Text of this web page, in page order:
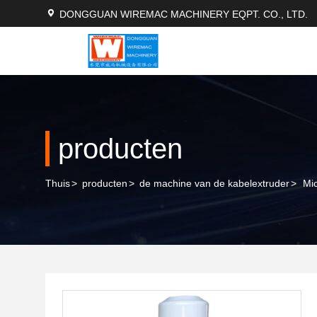
DONGGUAN WIREMAC MACHINERY EQPT. CO., LTD.
producten
Thuis> producten> de machine van de kabelextruder>